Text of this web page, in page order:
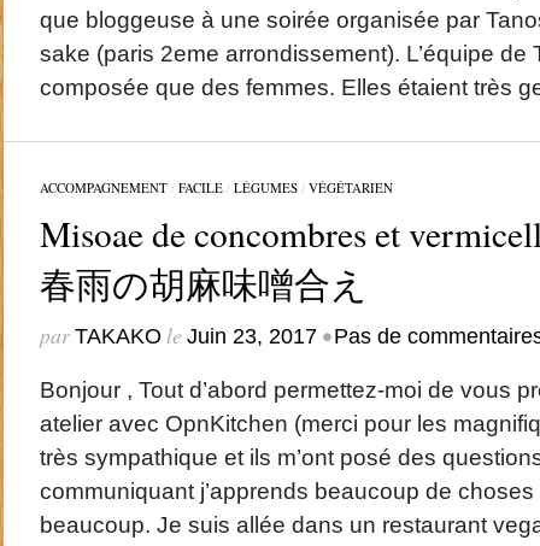
que bloggeuse à une soirée organisée par
sake (paris 2eme arrondissement). L’équipe de
composée que des femmes. Elles étaient très
ACCOMPAGNEMENT/ FACILE/ LÉGUMES/ VÉGÉTARIEN
Misoae de concombres et
春雨の胡麻味噌合え
par TAKAKO le Juin 23, 2017 •Pas de
Bonjour , Tout d’abord permettez-moi de vous
atelier avec OpnKitchen (merci pour les
très sympathique et ils m’ont posé des
communiquant j’apprends beaucoup de
beaucoup. Je suis allée dans un restaurant